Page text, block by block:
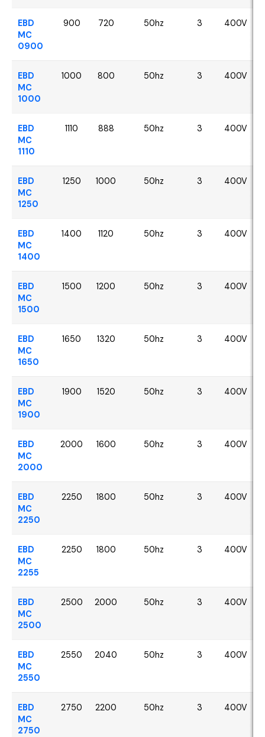
EBD
MC
0900
900 720 50hz 3 400V
EBD
MC
1000
1000 800 50hz 3 400V
EBD
MC
1110
1110 888 50hz 3 400V
EBD
MC
1250
1250 1000 50hz 3 400V
EBD
MC
1400
1400 1120 50hz 3 400V
EBD
MC
1500
1500 1200 50hz 3 400V
EBD
MC
1650
1650 1320 50hz 3 400V
EBD
MC
1900
1900 1520 50hz 3 400V
EBD
MC
2000
2000 1600 50hz 3 400V
EBD
MC
2250
2250 1800 50hz 3 400V
EBD
MC
2255
2250 1800 50hz 3 400V
EBD
MC
2500
2500 2000 50hz 3 400V
EBD
MC
2550
2550 2040 50hz 3 400V
EBD
MC
2750
2750 2200 50hz 3 400V